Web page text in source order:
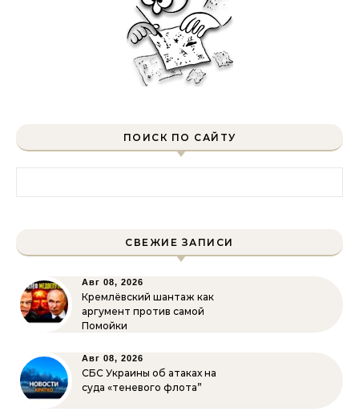
ПОИСК ПО САЙТУ
СВЕЖИЕ ЗАПИСИ
Авг 08, 2026
Кремлёвский шантаж как
аргумент против самой
Помойки
Авг 08, 2026
СБС Украины об атаках на
суда «теневого флота”